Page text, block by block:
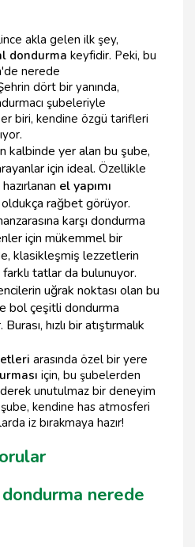
akla gelen ilk şey,
dondurma keyfidir. Peki, bu
nerede
dört bir yanında,
şubeleriyle
biri, kendine özgü tarifleri
kalbinde yer alan bu şube,
için ideal. Özellikle
el yapımı
rağbet görüyor.
karşı dondurma
için mükemmel bir
klasikleşmiş lezzetlerin
farklı tatlar da bulunuyor.
uğrak noktası olan bu
bol çeşitli dondurma
hızlı bir atıştırmalık
arasında özel bir yere
için, bu şubelerden
unutulmaz bir deneyim
kendine has atmosferi
iz bırakmaya hazır!
nerede